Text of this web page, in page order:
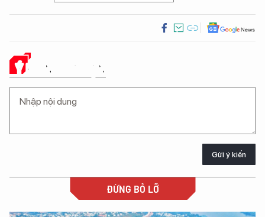
Ý KIẾN CỦA BẠN
Gửi ý kiến
ĐỪNG BỎ LỠ